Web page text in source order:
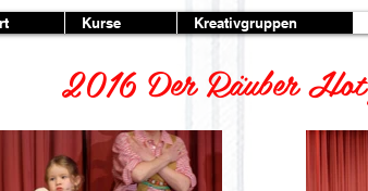
Kurse Kreativgruppen
2016 Der Räuber